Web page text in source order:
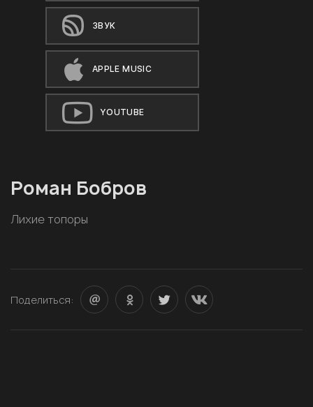
ЗВУК
APPLE MUSIC
YOUTUBE
Роман Бобров
Лихие топоры
Поделиться: